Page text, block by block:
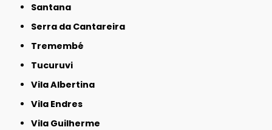
Santana
Serra da Cantareira
Tremembé
Tucuruvi
Vila Albertina
Vila Endres
Vila Guilherme